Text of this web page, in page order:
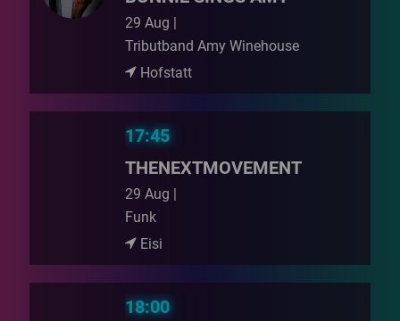
29 Aug |
Tributband Amy Winehouse
Hofstatt
17:45
THENEXTMOVEMENT
29 Aug |
Funk
Eisi
18:00